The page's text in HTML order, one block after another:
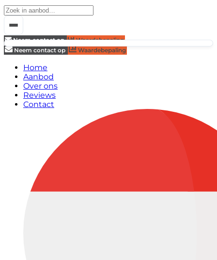
Neem contact op
Waardebepaling
Neem contact op
Waardebepaling
Home
Aanbod
Over ons
Reviews
Contact